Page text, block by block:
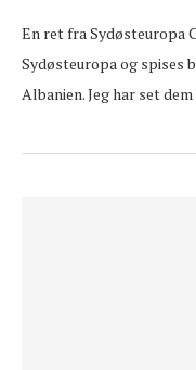
En ret fra Sydøsteuropa
Sydøsteuropa og spises
Albanien. Jeg har set